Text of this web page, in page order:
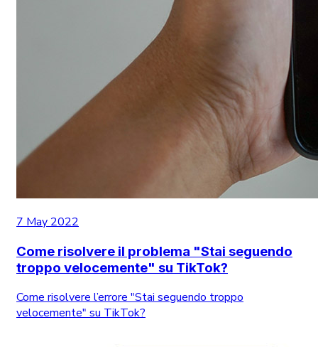
7 May 2022
Come risolvere il problema "Stai seguendo
troppo velocemente" su TikTok?
Come risolvere l’errore "Stai seguendo troppo
velocemente" su TikTok?